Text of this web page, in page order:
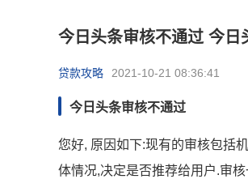
今日头条审核不通过 今日
贷款攻略 2021-10-21 08:36:41
今日头条审核不通过
您好, 原因如下:现有的审核包括
体情况,决定是否推荐给用户.审核